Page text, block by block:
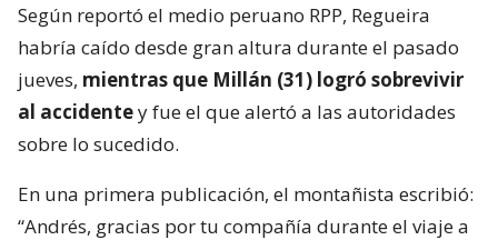
Según reportó el medio peruano RPP, Regueira
habría caído desde gran altura durante el pasado
jueves, mientras que Millán (31) logró sobrevivir
al accidentey fue el que alertó a las autoridades
sobre lo sucedido.
En una primera publicación, el montañista escribió:
“Andrés, gracias por tu compañía durante el viaje a